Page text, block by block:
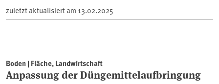
zuletzt aktualisiert am 13.02.2025
Boden | Fläche, Landwirtschaft
Anpassung der Düngemittelaufbringung